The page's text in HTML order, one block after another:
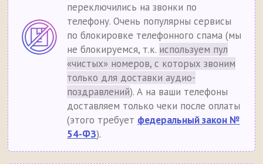
переключились на звонки по
телефону. Очень популярны сервисы
по блокировке телефонного спама (мы
не блокируемся, т.к. используем пул
«чистых» номеров, с которых звоним
только для доставки аудио-
поздравлений). А на ваши телефоны
доставляем только чеки после оплаты
(этого требует федеральный закон №
54-ФЗ).